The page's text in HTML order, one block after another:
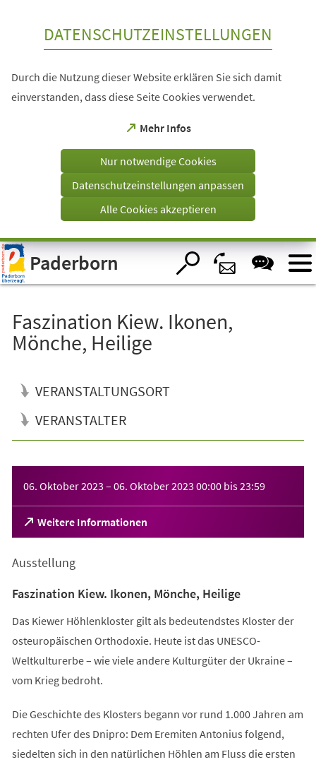
Visuelle
Assistenzsoftware
öffnen.
DATENSCHUTZEINSTELLUNGEN
Durch die Nutzung dieser Website erklären Sie sich damit
einverstanden, dass diese Seite Cookies verwendet.
Mehr Infos
(Öffnet
einem
Tab)
Nur notwendige Cookies
Datenschutzeinstellungen anpassen
Alle Cookies akzeptieren
Paderborn
Faszination Kiew. Ikonen,
Mönche, Heilige
VERANSTALTUNGSORT
VERANSTALTER
06. Oktober 2023 – 06. Oktober 2023 00:00 bis23:59
Weitere Informationen
(Öffnet
in
neuen
Ausstellung
Faszination Kiew. Ikonen, Mönche, Heilige
Das Kiewer Höhlenkloster gilt als bedeutendstes Kloster der
osteuropäischen Orthodoxie. Heute ist das UNESCO-
Weltkulturerbe – wie viele andere Kulturgüter der Ukraine –
vom Krieg bedroht.
Die Geschichte des Klosters begann vor rund 1.000 Jahren am
rechten Ufer des Dnipro: Dem Eremiten Antonius folgend,
siedelten sich in den natürlichen Höhlen am Fluss die ersten